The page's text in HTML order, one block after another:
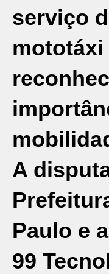
serviço
mototáxi
A
Paulo e
99